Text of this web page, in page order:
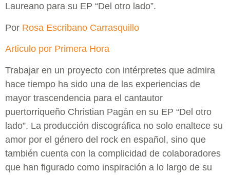
Laureano para su EP “Del otro lado”.
Por Rosa Escribano Carrasquillo
Articulo por Primera Hora
Trabajar en un proyecto con intérpretes que admira
hace tiempo ha sido una de las experiencias de
mayor trascendencia para el cantautor
puertorriqueño Christian Pagán en su EP “Del otro
lado”. La producción discográfica no solo enaltece su
amor por el género del rock en español, sino que
también cuenta con la complicidad de colaboradores
que han figurado como inspiración a lo largo de su